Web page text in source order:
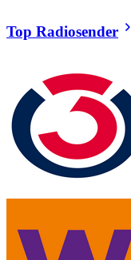
Top Radiosender